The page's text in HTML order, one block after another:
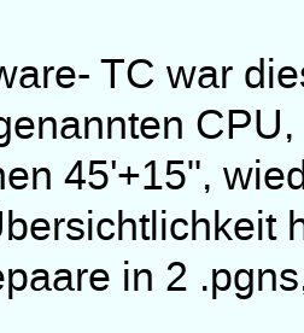
TC war
45'+15",
in 2